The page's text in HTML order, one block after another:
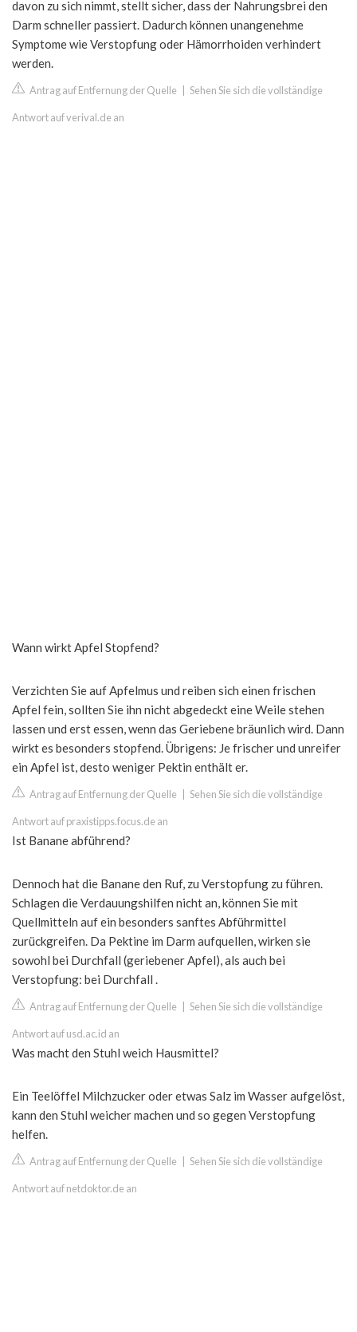
davon zu sich nimmt, stellt sicher, dass der Nahrungsbrei den
Darm schneller passiert. Dadurch können unangenehme
Symptome wie Verstopfung oder Hämorrhoiden verhindert
werden.
Antrag auf Entfernung der Quelle Sehen Sie sich die vollständige
Antwort auf verival.de an
Wann wirkt Apfel Stopfend?
Verzichten Sie auf Apfelmus und reiben sich einen frischen
Apfel fein, sollten Sie ihn nicht abgedeckt eine Weile stehen
lassen und erst essen, wenn das Geriebene bräunlich wird. Dann
wirkt es besonders stopfend. Übrigens: Je frischer und unreifer
ein Apfel ist, desto weniger Pektin enthält er.
Antrag auf Entfernung der Quelle Sehen Sie sich die vollständige
Antwort auf praxistipps.focus.de an
Ist Banane abführend?
Dennoch hat die Banane den Ruf, zu Verstopfung zu führen.
Schlagen die Verdauungshilfen nicht an, können Sie mit
Quellmitteln auf ein besonders sanftes Abführmittel
zurückgreifen. Da Pektine im Darm aufquellen, wirken sie
sowohl bei Durchfall (geriebener Apfel), als auch bei
Verstopfung: bei Durchfall .
Antrag auf Entfernung der Quelle Sehen Sie sich die vollständige
Antwort auf usd.ac.id an
Was macht den Stuhl weich Hausmittel?
Ein Teelöffel Milchzucker oder etwas Salz im Wasser aufgelöst,
kann den Stuhl weicher machen und so gegen Verstopfung
helfen.
Antrag auf Entfernung der Quelle Sehen Sie sich die vollständige
Antwort auf netdoktor.de an